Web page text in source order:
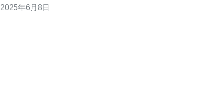
决方案。 马来西亚仿牌服务器具有以下优势： 价格实惠：
2025年6月8日